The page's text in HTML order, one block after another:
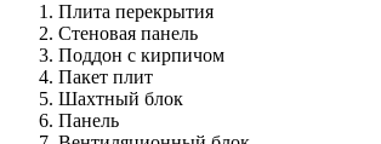
Плита перекрытия
Стеновая панель
Поддон с кирпичом
Пакет плит
Шахтный блок
Панель